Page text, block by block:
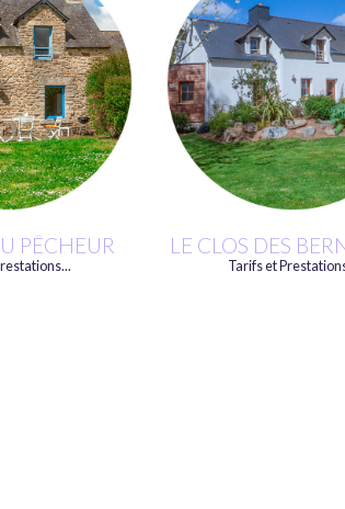
PÊCHEUR LE CLOS DES
Tarifs et